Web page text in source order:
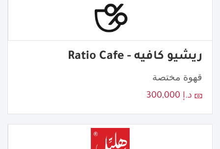
ريشيو كافيه - Ratio Cafe
قهوة مختصة
د.إ 300,000